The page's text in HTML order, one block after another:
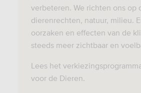
verbeteren. We richten ons op
dierenrechten, natuur, milieu.
oorzaken en effecten van de
steeds meer zichtbaar en
Lees het
voor de Dieren.